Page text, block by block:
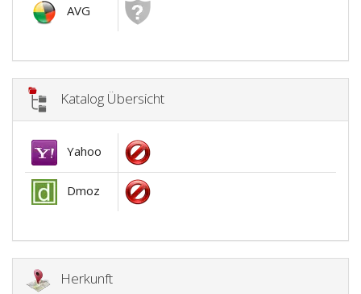
AVG
Katalog Übersicht
Yahoo
Dmoz
Herkunft